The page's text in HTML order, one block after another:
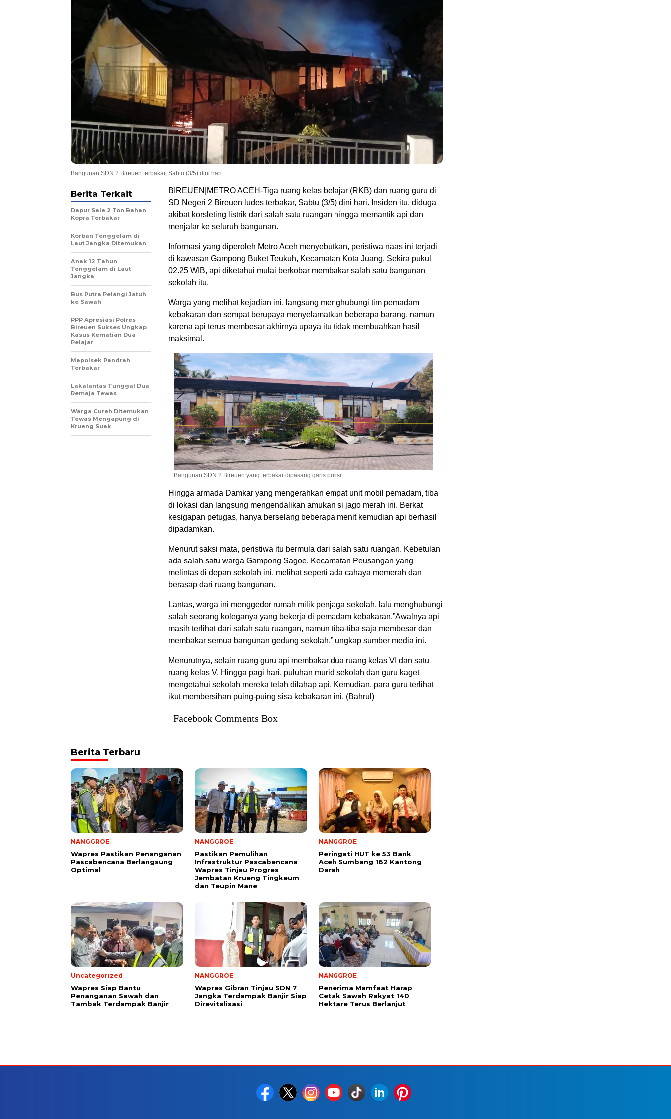
Bangunan SDN 2 Bireuen terbakar, Sabtu (3/5) dini hari
BIREUEN|METRO ACEH-Tiga ruang kelas belajar (RKB) dan ruang guru di
SD Negeri 2 Bireuen ludes terbakar, Sabtu (3/5) dini hari. Insiden itu, diduga
akibat korsleting listrik dari salah satu ruangan hingga memantik api dan
menjalar ke seluruh bangunan.
Informasi yang diperoleh Metro Aceh menyebutkan, peristiwa naas ini terjadi
di kawasan Gampong Buket Teukuh, Kecamatan Kota Juang. Sekira pukul
02.25 WIB, api diketahui mulai berkobar membakar salah satu bangunan
sekolah itu.
Warga yang melihat kejadian ini, langsung menghubungi tim pemadam
kebakaran dan sempat berupaya menyelamatkan beberapa barang, namun
karena api terus membesar akhirnya upaya itu tidak membuahkan hasil
maksimal.
Bangunan SDN 2 Bireuen yang terbakar dipasang garis polisi
Hingga armada Damkar yang mengerahkan empat unit mobil pemadam, tiba
di lokasi dan langsung mengendalikan amukan si jago merah ini. Berkat
kesigapan petugas, hanya berselang beberapa menit kemudian api berhasil
dipadamkan.
Menurut saksi mata, peristiwa itu bermula dari salah satu ruangan. Kebetulan
ada salah satu warga Gampong Sagoe, Kecamatan Peusangan yang
melintas di depan sekolah ini, melihat seperti ada cahaya memerah dan
berasap dari ruang bangunan.
Lantas, warga ini menggedor rumah milik penjaga sekolah, lalu menghubungi
salah seorang koleganya yang bekerja di pemadam kebakaran,”Awalnya api
masih terlihat dari salah satu ruangan, namun tiba-tiba saja membesar dan
membakar semua bangunan gedung sekolah,” ungkap sumber media ini.
Menurutnya, selain ruang guru api membakar dua ruang kelas VI dan satu
ruang kelas V. Hingga pagi hari, puluhan murid sekolah dan guru kaget
mengetahui sekolah mereka telah dilahap api. Kemudian, para guru terlihat
ikut membersihan puing-puing sisa kebakaran ini. (Bahrul)
Facebook Comments Box
Berita Terkait
Dapur Sale 2 Ton Bahan
Kopra Terbakar
Korban Tenggelam di
Laut Jangka Ditemukan
Anak 12 Tahun
Tenggelam di Laut
Jangka
Bus Putra Pelangi Jatuh
ke Sawah
PPP Apresiasi Polres
Bireuen Sukses Ungkap
Kasus Kematian Dua
Pelajar
Mapolsek Pandrah
Terbakar
Lakalantas Tunggal Dua
Remaja Tewas
Warga Cureh Ditemukan
Tewas Mengapung di
Krueng Suak
Berita Terbaru
NANGGROE
Wapres Pastikan Penanganan
Pascabencana Berlangsung
Optimal
NANGGROE
Pastikan Pemulihan
Infrastruktur Pascabencana
Wapres Tinjau Progres
Jembatan Krueng Tingkeum
dan Teupin Mane
NANGGROE
Peringati HUT ke 53 Bank
Aceh Sumbang 162 Kantong
Darah
Uncategorized
Wapres Siap Bantu
Penanganan Sawah dan
Tambak Terdampak Banjir
NANGGROE
Wapres Gibran Tinjau SDN 7
Jangka Terdampak Banjir Siap
Direvitalisasi
NANGGROE
Penerima Mamfaat Harap
Cetak Sawah Rakyat 140
Hektare Terus Berlanjut